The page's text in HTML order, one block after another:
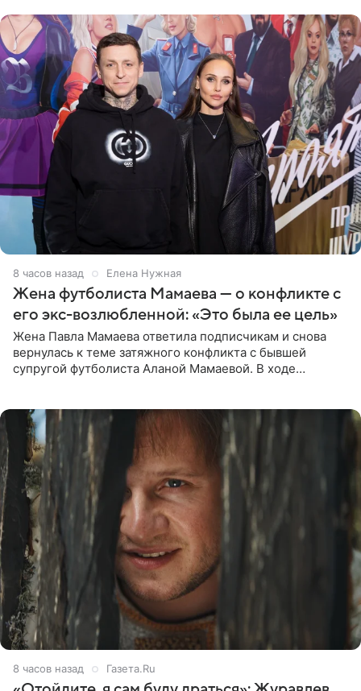
8 часов назад Елена Нужная
Жена футболиста Мамаева — о конфликте с
его экс-возлюбленной: «Это была ее цель»
Жена Павла Мамаева ответила подписчикам и снова
вернулась к теме затяжного конфликта с бывшей
супругой футболиста Аланой Мамаевой. В ходе
8 часов назад Газета.Ru